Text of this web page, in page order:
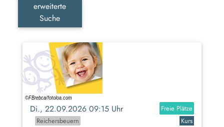
erweiterte
Suche
Di., 22.09.2026 09:15 Uhr
Freie Plätze
Reichersbeuern
Kurs